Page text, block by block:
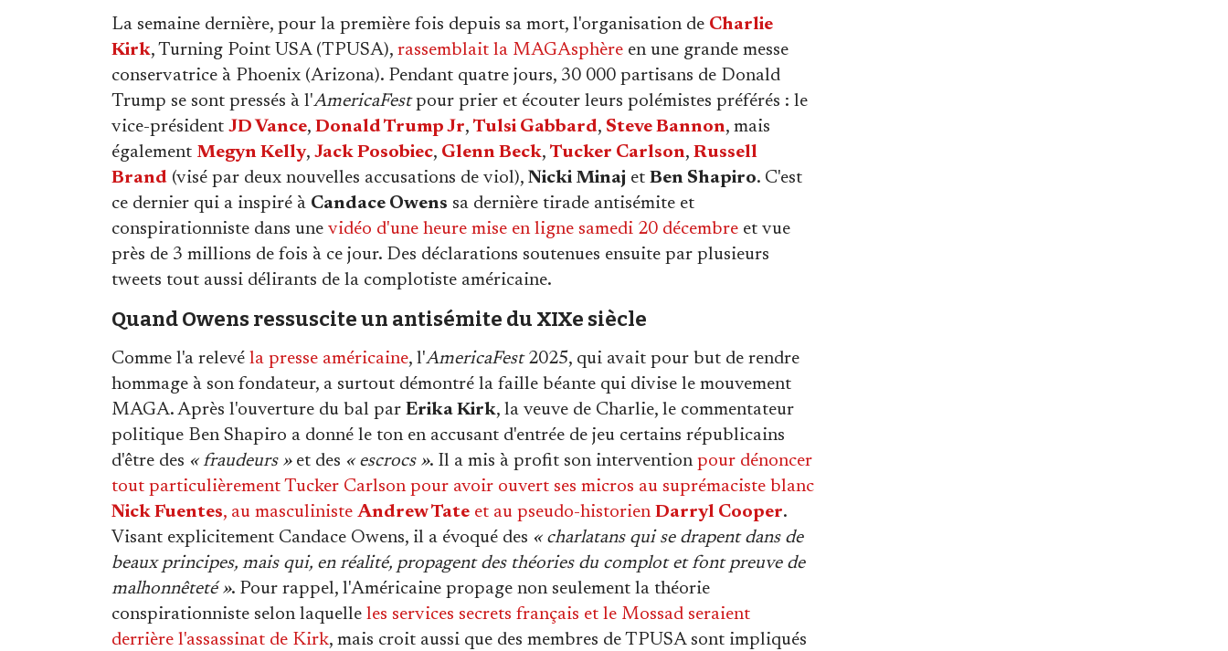
La semaine dernière, pour la première fois depuis sa mort, l'organisation de Charlie
Kirk, Turning Point USA (TPUSA), rassemblait la MAGAsphère en une grande messe
conservatrice à Phoenix (Arizona). Pendant quatre jours, 30 000 partisans de Donald
Trump se sont pressés à l'AmericaFestpour prier et écouter leurs polémistes préférés : le
vice-président JD Vance, Donald Trump Jr, Tulsi Gabbard, Steve Bannon, mais
également Megyn Kelly, Jack Posobiec, Glenn Beck, Tucker Carlson, Russell
Brand (visé par deux nouvelles accusations de viol), Nicki Minaj et Ben Shapiro. C'est
ce dernier qui a inspiré à Candace Owens sa dernière tirade antisémite et
conspirationniste dans une vidéo d'une heure mise en ligne samedi 20 décembre et vue
près de 3 millions de fois à ce jour. Des déclarations soutenues ensuite par plusieurs
tweets tout aussi délirants de la complotiste américaine.
Quand Owens ressuscite un antisémite du XIXe siècle
Comme l'a relevé la presse américaine, l'AmericaFest2025, qui avait pour but de rendre
hommage à son fondateur, a surtout démontré la faille béante qui divise le mouvement
MAGA. Après l'ouverture du bal par Erika Kirk, la veuve de Charlie, le commentateur
politique Ben Shapiro a donné le ton en accusant d'entrée de jeu certains républicains
d'être des « fraudeurs »et des « escrocs ». Il a mis à profit son intervention pour dénoncer
tout particulièrement Tucker Carlson pour avoir ouvert ses micros au suprémaciste blanc
Nick Fuentes, au masculiniste Andrew Tate et au pseudo-historien Darryl Cooper.
Visant explicitement Candace Owens, il a évoqué des « charlatans qui se drapent dans de
beaux principes, mais qui, en réalité, propagent des théories du complot et font preuve de
malhonnêteté ». Pour rappel, l'Américaine propage non seulement la théorie
conspirationniste selon laquelle les services secrets français et le Mossad seraient
derrière l'assassinat de Kirk, mais croit aussi que des membres de TPUSA sont impliqués